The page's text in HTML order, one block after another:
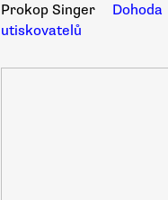
Prokop Singer
Dohoda
utiskovatelů